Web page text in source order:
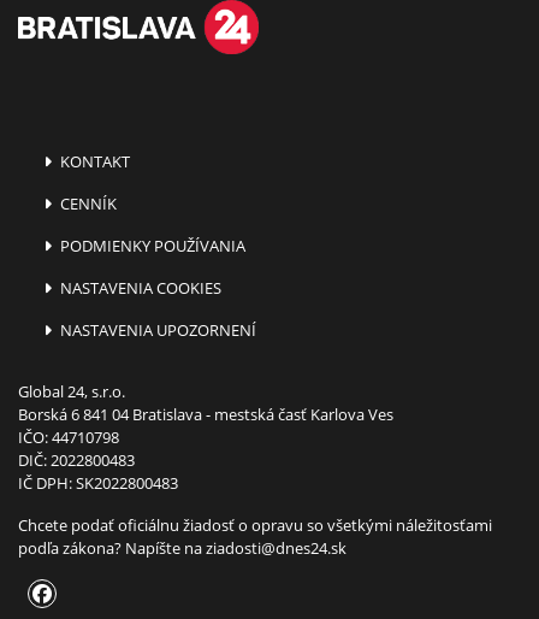
KONTAKT
CENNÍK
PODMIENKY POUŽÍVANIA
NASTAVENIA COOKIES
NASTAVENIA UPOZORNENÍ
Global 24, s.r.o.
Borská 6 841 04 Bratislava - mestská časť Karlova Ves
IČO: 44710798
DIČ: 2022800483
IČ DPH: SK2022800483
Chcete podať oficiálnu žiadosť o opravu so všetkými náležitosťami
podľa zákona? Napíšte naziadosti@dnes24.sk